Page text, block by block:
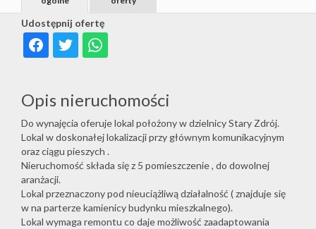
Udostępnij ofertę
Opis nieruchomości
Do wynajęcia oferuje lokal położony w dzielnicy Stary Zdrój.
Lokal w doskonałej lokalizacji przy głównym komunikacyjnym
oraz ciągu pieszych .
Nieruchomość składa się z 5 pomieszczenie , do dowolnej
aranżacji.
Lokal przeznaczony pod nieuciążliwą działalność ( znajduje się
w na parterze kamienicy budynku mieszkalnego).
Lokal wymaga remontu co daje możliwość zaadaptowania